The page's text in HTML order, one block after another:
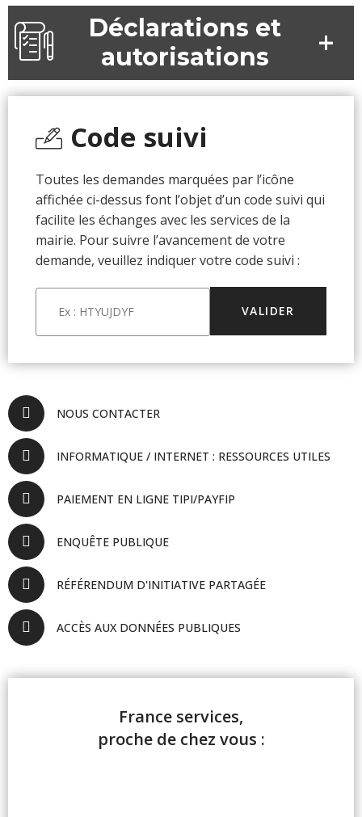
Code suivi
Toutes les demandes marquées par l’icône
affichée ci-dessus font l’objet d’un code suivi qui
facilite les échanges avec les services de la
mairie. Pour suivre l’avancement de votre
demande, veuillez indiquer votre code suivi :
NOUS CONTACTER
INFORMATIQUE / INTERNET : RESSOURCES UTILES
PAIEMENT EN LIGNE TIPI/PAYFIP
ENQUÊTE PUBLIQUE
RÉFÉRENDUM D'INITIATIVE PARTAGÉE
ACCÈS AUX DONNÉES PUBLIQUES
France services,
proche de chez vous :
Déclarations et
autorisations